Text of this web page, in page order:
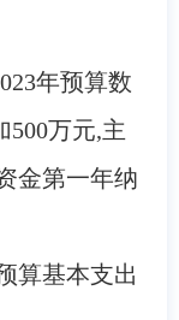
年预算数
500万元,主
金第一年纳
算基本支出